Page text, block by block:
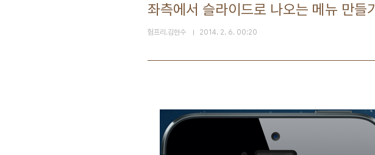
좌측에서 슬라이드로 나오는 메뉴 만들기
험프리.김현수 2014. 2. 6. 00:20